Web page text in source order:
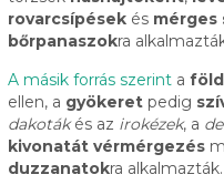
rovarcsípésekés mérges
bőrpanaszokra
A másik forrás szerinta
ellen, a gyökeretpedig
dakotákés az irokézek, a
kivonatát vérmérgezés
duzzanatokra alkalmazták.